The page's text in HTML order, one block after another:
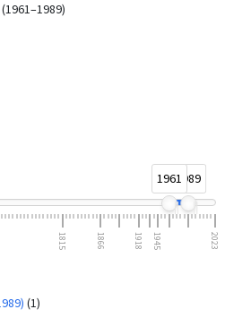
19611989
1815 1866 1918 1945 2023
(1)